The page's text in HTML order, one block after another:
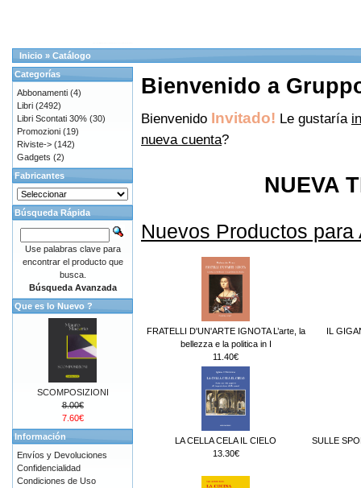
Inicio » Catálogo
Bienvenido a
Bienvenido Invitado! Le gustaría
nueva cuenta?
NUEVA
Nuevos Productos para
FRATELLI D'UN'ARTE IGNOTA L’arte, la
bellezza e la politica in I
11.40€
IL
LA CELLA CELA IL CIELO
13.30€
SULLE
Categorías
Abbonamenti (4)
Libri (2492)
Libri Scontati 30% (30)
Promozioni (19)
Riviste-> (142)
Gadgets (2)
Fabricantes
Búsqueda Rápida
Use palabras clave para
encontrar el producto que
busca.
Búsqueda Avanzada
Que es lo Nuevo ?
SCOMPOSIZIONI
8.00€
7.60€
Información
Envíos y Devoluciones
Confidencialidad
Condiciones de Uso